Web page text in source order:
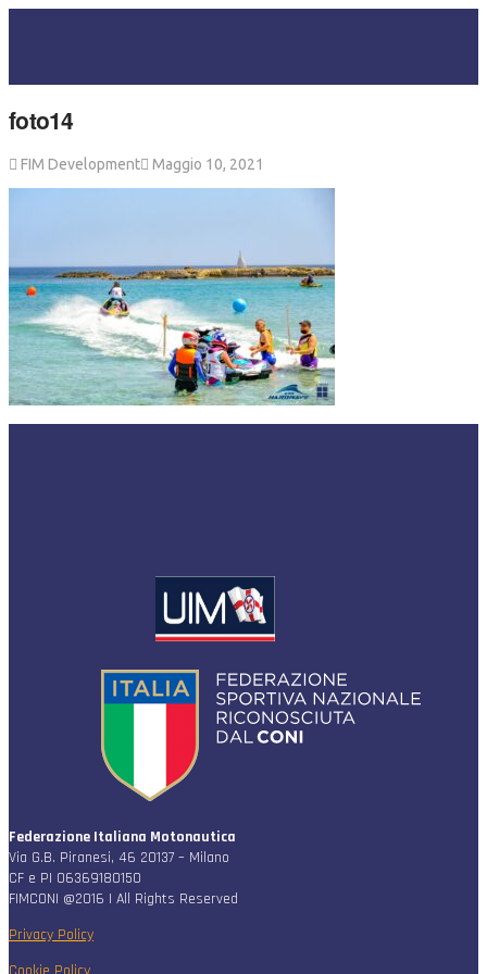
foto14
FIM Development Maggio 10, 2021
Federazione Italiana Motonautica
Via G.B. Piranesi, 46 20137 – Milano
CF e PI 06369180150
FIMCONI @2016 | All Rights Reserved
Privacy Policy